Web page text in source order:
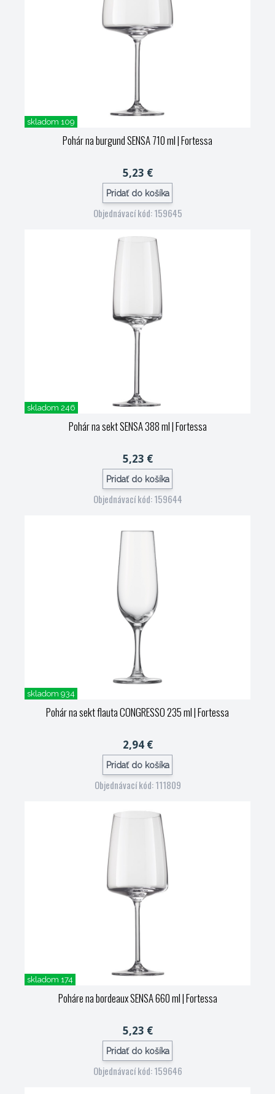
skladom 109
Pohár na burgund SENSA 710 ml| Fortessa
5,23 €
Pridať do košíka
Objednávací kód: 159645
skladom 246
Pohár na sekt SENSA 388 ml| Fortessa
5,23 €
Pridať do košíka
Objednávací kód: 159644
skladom 934
Pohár na sekt flauta CONGRESSO 235 ml| Fortessa
2,94 €
Pridať do košíka
Objednávací kód: 111809
skladom 174
Poháre na bordeaux SENSA 660 ml| Fortessa
5,23 €
Pridať do košíka
Objednávací kód: 159646